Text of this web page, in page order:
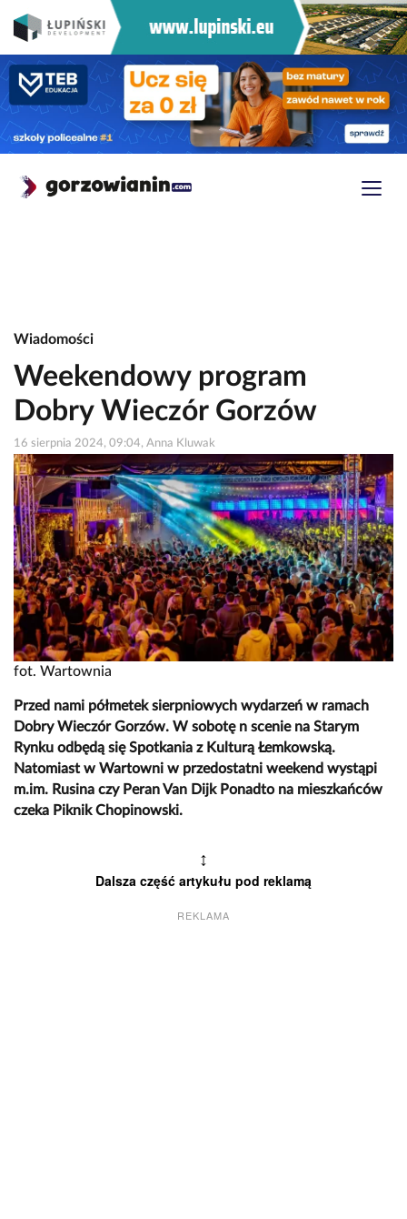
Wiadomości
Weekendowy program
Dobry Wieczór Gorzów
16 sierpnia 2024, 09:04, Anna Kluwak
fot. Wartownia
Przed nami półmetek sierpniowych wydarzeń w ramach
Dobry Wieczór Gorzów. W sobotę n scenie na Starym
Rynku odbędą się Spotkania z Kulturą Łemkowską.
Natomiast w Wartowni w przedostatni weekend wystąpi
m.im. Rusina czy Peran Van Dijk Ponadto na mieszkańców
czeka Piknik Chopinowski.
↕
Dalsza część artykułu pod reklamą
REKLAMA